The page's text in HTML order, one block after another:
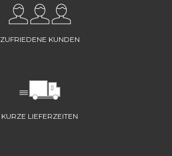
ZUFRIEDENE KUNDEN
KURZE LIEFERZEITEN